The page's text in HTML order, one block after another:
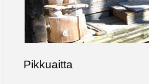
Pikkuaitta